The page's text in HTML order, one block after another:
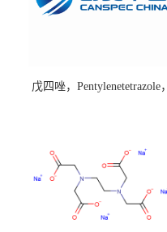
戊四唑，Pentylenetetrazole，